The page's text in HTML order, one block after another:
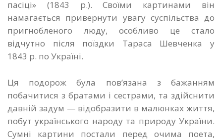
пасіці» (1843 р.). Своїми картинами він
намагається привернути увагу суспільства до
пригнобленого люду, особливо це стало
відчутно після поїздки Тараса Шевченка у
1843 р. по Україні.
Ця подорож була пов’язана з бажанням
побачитися з братами і сестрами, та здійснити
давній задум — відобразити в малюнках життя,
побут українського народу та природу України.
Сумні картини постали перед очима поета,